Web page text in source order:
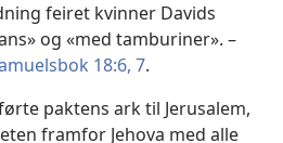
feiret kvinner Davids
og «med tamburiner». –
18:6, 7.
paktens ark til Jerusalem,
framfor Jehova med alle